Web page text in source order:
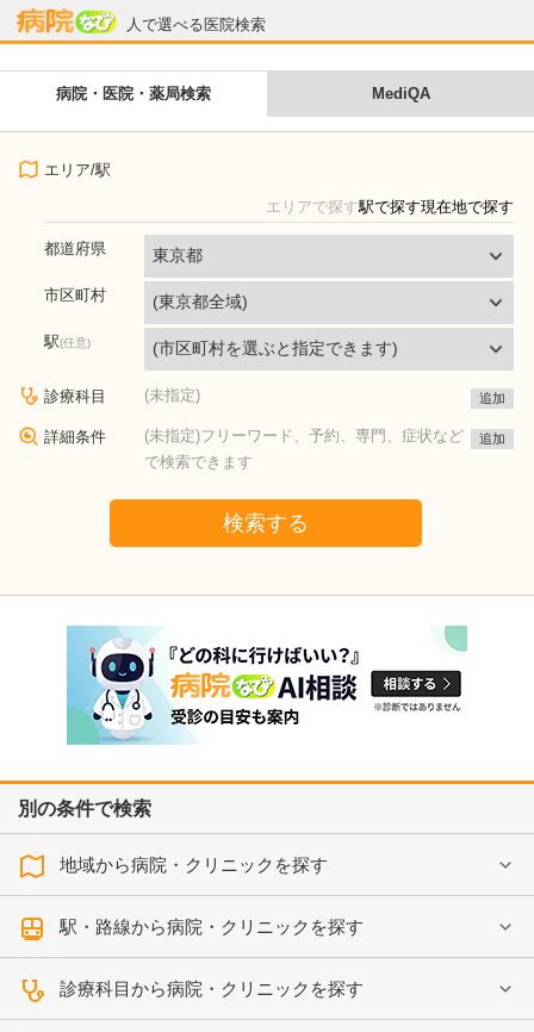
人で選べる医院検索
病院なび
病院・医院・薬局検索 MediQA
エリア/駅
エリアで探す駅で探す現在地で探す
都道府県
市区町村
駅
診療科目 (未指定) 追加
詳細条件
(未指定)フリーワード、予約、専門、症状など
で検索できます
追加
検索する
別の条件で検索
地域から病院・クリニックを探す
駅・路線から病院・クリニックを探す
診療科目から病院・クリニックを探す